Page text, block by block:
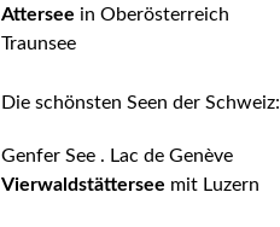
Attersee in Oberösterreich
Traunsee
Die schönsten Seen der Schweiz:
Genfer See. Lac de Genève
Vierwaldstättersee mit Luzern